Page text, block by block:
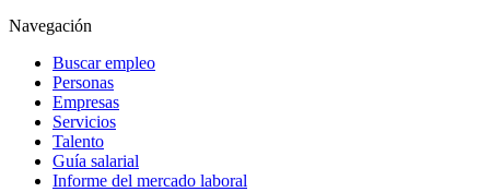
Navegación
Buscar empleo
Personas
Empresas
Servicios
Talento
Guía salarial
Informe del mercado laboral